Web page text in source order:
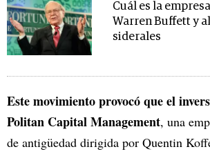
Cuál es la
Warren Buffett y
siderales
Este movimiento provocó que el
Politan Capital Management, una
de antigüedad dirigida por Quentin